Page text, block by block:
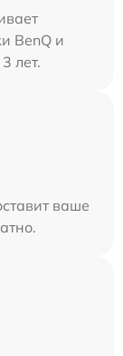
BenQ и
лет.
ваше